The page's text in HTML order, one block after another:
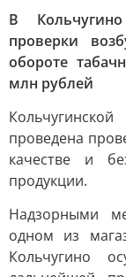
В
проверки
обороте
млн рублей
проведена
качестве и
продукции.
Надзорными
одном из
Кольчугино